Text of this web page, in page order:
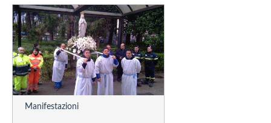
Manifestazioni